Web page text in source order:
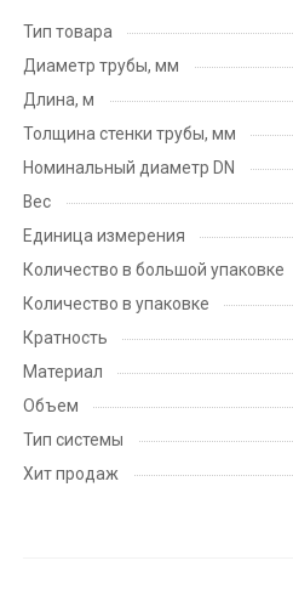
Тип товара
Диаметр трубы, мм
Длина, м
Толщина стенки трубы, мм
Номинальный диаметр DN
Вес
Единица измерения
Количество в большой упаковке
Количество в упаковке
Кратность
Материал
Объем
Тип системы
Хит продаж